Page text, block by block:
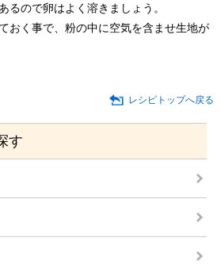
るので卵はよく溶きましょう。
おく事で、粉の中に空気を含ませ生地が
レシピトップへ戻る
す